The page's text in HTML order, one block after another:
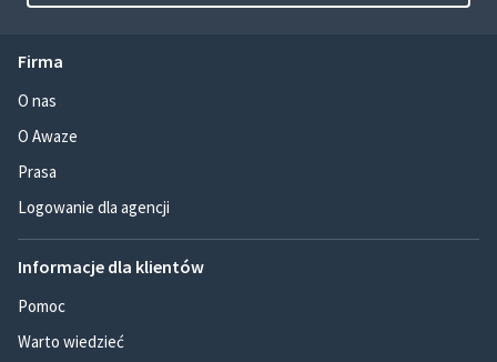
Firma
O nas
O Awaze
Prasa
Logowanie dla agencji
Informacje dla klientów
Pomoc
Warto wiedzieć